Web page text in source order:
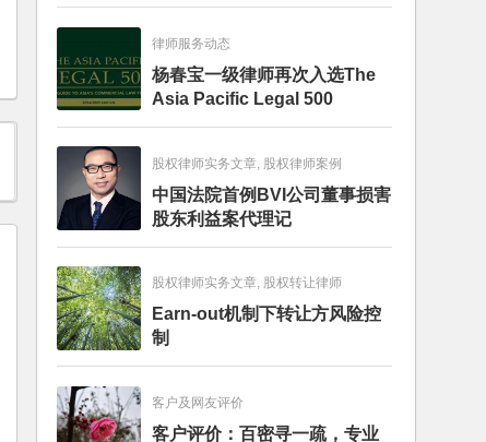
律师服务动态
杨春宝一级律师再次入选The
Asia Pacific Legal 500
股权律师实务文章, 股权律师案例
中国法院首例BVI公司董事损害
股东利益案代理记
股权律师实务文章, 股权转让律师
Earn-out机制下转让方风险控
制
客户及网友评价
客户评价：百密寻一疏，专业